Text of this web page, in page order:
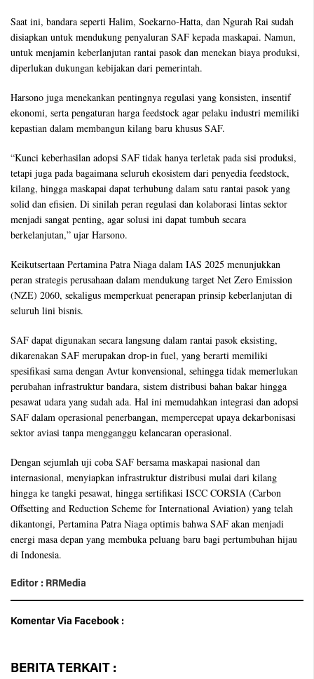
Saat ini, bandara seperti Halim, Soekarno-Hatta, dan Ngurah Rai sudah
disiapkan untuk mendukung penyaluran SAF kepada maskapai. Namun,
untuk menjamin keberlanjutan rantai pasok dan menekan biaya produksi,
diperlukan dukungan kebijakan dari pemerintah.
Harsono juga menekankan pentingnya regulasi yang konsisten, insentif
ekonomi, serta pengaturan harga feedstock agar pelaku industri memiliki
kepastian dalam membangun kilang baru khusus SAF.
“Kunci keberhasilan adopsi SAF tidak hanya terletak pada sisi produksi,
tetapi juga pada bagaimana seluruh ekosistem dari penyedia feedstock,
kilang, hingga maskapai dapat terhubung dalam satu rantai pasok yang
solid dan efisien. Di sinilah peran regulasi dan kolaborasi lintas sektor
menjadi sangat penting, agar solusi ini dapat tumbuh secara
berkelanjutan,” ujar Harsono.
Keikutsertaan Pertamina Patra Niaga dalam IAS 2025 menunjukkan
peran strategis perusahaan dalam mendukung target Net Zero Emission
(NZE) 2060, sekaligus memperkuat penerapan prinsip keberlanjutan di
seluruh lini bisnis.
SAF dapat digunakan secara langsung dalam rantai pasok eksisting,
dikarenakan SAF merupakan drop-in fuel, yang berarti memiliki
spesifikasi sama dengan Avtur konvensional, sehingga tidak memerlukan
perubahan infrastruktur bandara, sistem distribusi bahan bakar hingga
pesawat udara yang sudah ada. Hal ini memudahkan integrasi dan adopsi
SAF dalam operasional penerbangan, mempercepat upaya dekarbonisasi
sektor aviasi tanpa mengganggu kelancaran operasional.
Dengan sejumlah uji coba SAF bersama maskapai nasional dan
internasional, menyiapkan infrastruktur distribusi mulai dari kilang
hingga ke tangki pesawat, hingga sertifikasi ISCC CORSIA (Carbon
Offsetting and Reduction Scheme for International Aviation) yang telah
dikantongi, Pertamina Patra Niaga optimis bahwa SAF akan menjadi
energi masa depan yang membuka peluang baru bagi pertumbuhan hijau
di Indonesia.
Editor : RRMedia
Komentar Via Facebook :
BERITA TERKAIT :